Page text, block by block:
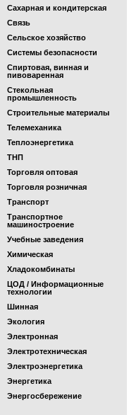
Сахарная и кондитерская
Связь
Сельское хозяйство
Системы безопасности
Спиртовая, винная и
пивоваренная
Стекольная
промышленность
Строительные материалы
Телемеханика
Теплоэнергетика
ТНП
Торговля оптовая
Торговля розничная
Транспорт
Транспортное
машиностроение
Учебные заведения
Химическая
Хладокомбинаты
ЦОД / Информационные
технологии
Шинная
Экология
Электронная
Электротехническая
Электроэнергетика
Энергетика
Энергосбережение